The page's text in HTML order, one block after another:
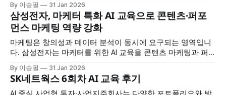
성, 업무 자동화까지 AI를 전방위로 활용하는 방법을 습득했습
니다. 교육 개요 * 교육 대상: 삼성전자 MX 사업부 * 교육 횟수:
2회차 * 교육 시간: 회차당 7시간 * 교육 특징: 시장조사·멀티
미디어
By 이승필 31 Jan 2026
삼성전자, 마케터 특화 AI 교육으로 콘텐츠·퍼포
먼스 마케팅 역량 강화
마케팅은 창의성과 데이터 분석이 동시에 요구되는 영역입니
다. 삼성전자는 마케터를 위한 AI 교육을 콘텐츠 마케팅과 퍼포
용법을 집중적으로 훈련했습니다. 교육 개요 * 교육 대상: 삼성
전자 마케터 * 교육 구성: 총 4회차 (콘텐츠 마케팅 2회 + 퍼포
먼스 마케팅 2회) * 교육 시간: 회차당 7시간 * 교육 특징: 마케
By 이승필 31 Jan 2026
SK네트웍스 6회차 AI 교육 후기